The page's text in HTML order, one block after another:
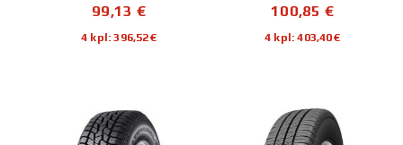
99,13 €
4 kpl: 396,52€
100,85 €
4 kpl: 403,40€